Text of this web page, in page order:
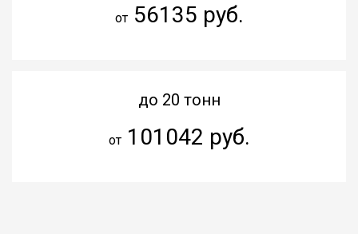
от56135 руб.
до 20 тонн
от101042 руб.